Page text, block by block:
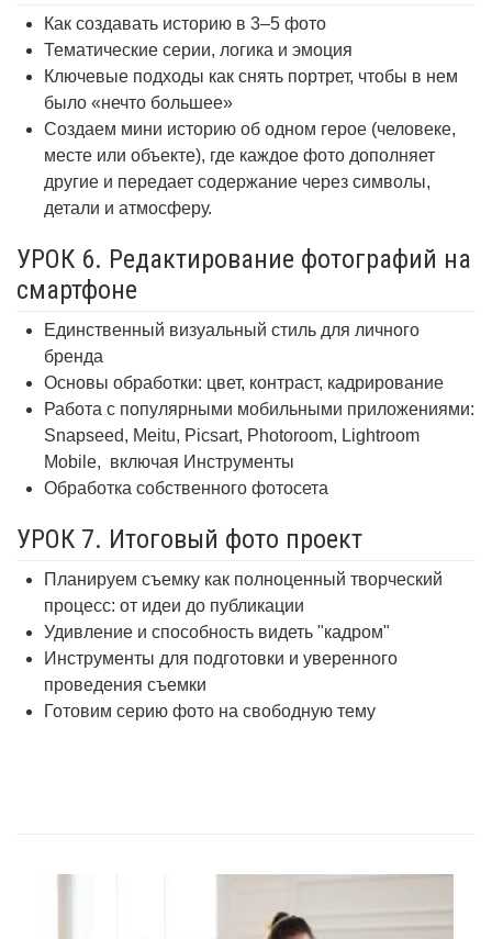
Как создавать историю в 3–5 фото
Тематические серии, логика и эмоция
Ключевые подходы как снять портрет, чтобы в нем
было «нечто большее»
Создаем мини историю об одном герое (человеке,
месте или объекте), где каждое фото дополняет
другие и передает содержание через символы,
детали и атмосферу.
УРОК 6. Редактирование фотографий на
смартфоне
Единственный визуальный стиль для личного
бренда
Основы обработки: цвет, контраст, кадрирование
Работа с популярными мобильными приложениями:
Snapseed, Meitu, Picsart, Photoroom, Lightroom
Mobile, включая Инструменты
Обработка собственного фотосета
УРОК 7. Итоговый фото проект
Планируем съемку как полноценный творческий
процесс: от идеи до публикации
Удивление и способность видеть "кадром"
Инструменты для подготовки и уверенного
проведения съемки
Готовим серию фото на свободную тему